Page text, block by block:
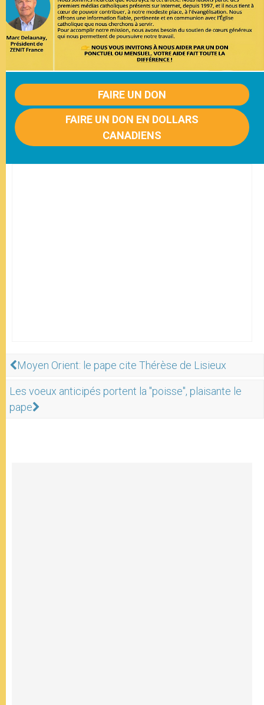
FAIRE UN DON
FAIRE UN DON EN DOLLARS
CANADIENS
Moyen Orient: le pape cite Thérèse de Lisieux
Les voeux anticipés portent la "poisse", plaisante le
pape